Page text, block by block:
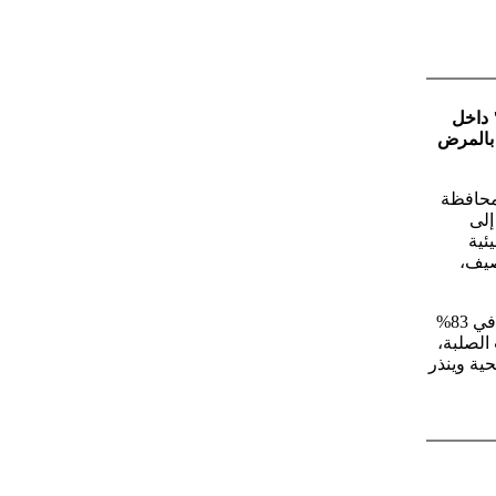
داخل
معلنةً عن تسجيل نحو 9300 إصابة بالمرض
محافظة
وأكدت الفرق الأممية أنها رصدت انتشاراً مرعباً للقوارض والحشرات والطفيليات في 83%
وينذر